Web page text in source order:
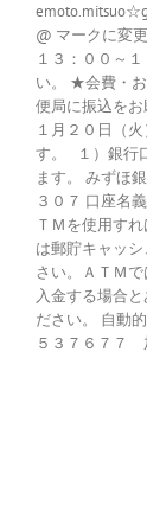
@ マークに変
１３：００～
い。 ★会費・
便局に振込を
１月２０日（
す。 １）銀行
ます。 みずほ
３０７ 口座名
ＴＭを使用す
は郵貯キャッ
さい。ＡＴＭ
入金する場合
ださい。 自動
５３７６７７